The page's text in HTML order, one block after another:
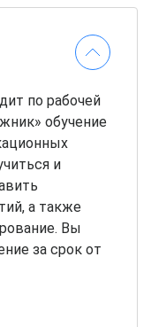
по рабочей
обучение
и
а также
Вы
за срок от